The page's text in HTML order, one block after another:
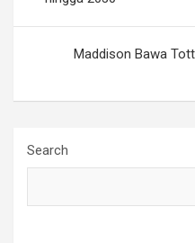
Maddison Bawa
Search